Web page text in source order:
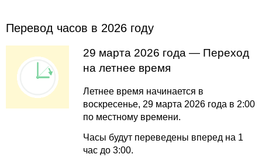
Перевод часов в 2026 году
29 марта 2026 года — Переход
на летнее время
Летнее время начинается в
воскресенье, 29 марта 2026 года в 2:00
по местному времени.
Часы будут переведены вперед на 1
час до 3:00.